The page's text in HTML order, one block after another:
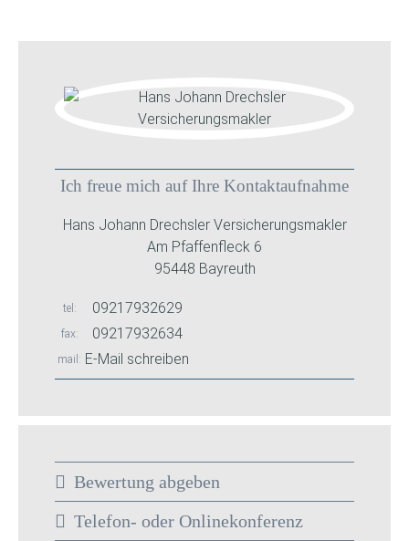
Ich freue mich auf Ihre Kontaktaufnahme
Hans Johann Drechsler Versicherungsmakler
Am Pfaffenfleck 6
95448 Bayreuth
tel 09217932629
fax 09217932634
mail E-Mail schreiben
Bewertung abgeben
Telefon- oder Onlinekonferenz